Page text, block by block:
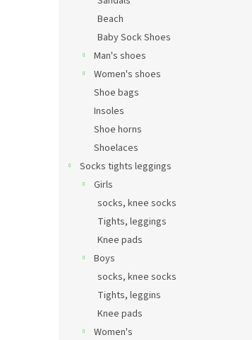
Beach
Baby Sock Shoes
Man's shoes
Women's shoes
Shoe bags
Insoles
Shoe horns
Shoelaces
Socks tights leggings
Girls
socks, knee socks
Tights, leggings
Knee pads
Boys
socks, knee socks
Tights, leggins
Knee pads
Women's